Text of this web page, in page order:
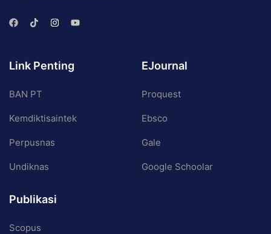
Link Penting
BAN PT
Kemdiktisaintek
Perpusnas
Undiknas
EJournal
Proquest
Ebsco
Gale
Google Schoolar
Publikasi
Scopus